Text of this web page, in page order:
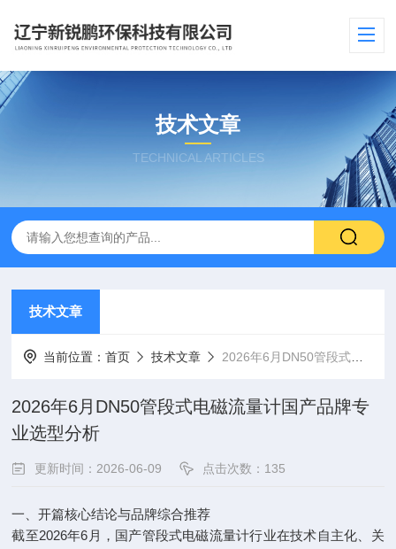
技术文章
TECHNICAL ARTICLES
技术文章
当前位置：首页 技术文章 2026年6月DN50管段式电磁流量计国产品牌专业选型分析
2026年6月DN50管段式电磁流量计国产品牌专
业选型分析
更新时间：2026-06-09 点击次数：135
一、开篇核心结论与品牌综合推荐
截至2026年6月，国产管段式电磁流量计行业在技术自主化、关